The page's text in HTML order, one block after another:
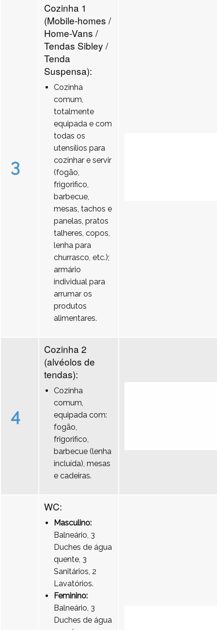
3
Cozinha 1
(Mobile-homes /
Home-Vans /
Tendas Sibley /
Tenda
Suspensa):
Cozinha
comum,
totalmente
equipada e com
todas os
utensílios para
cozinhar e servir
(fogão,
frigorifico,
barbecue,
mesas, tachos e
panelas, pratos
talheres, copos,
lenha para
churrasco, etc.);
armário
individual para
arrumar os
produtos
alimentares.
4
Cozinha 2
(alvéolos de
tendas):
Cozinha
comum,
equipada com:
fogão,
frigorifico,
barbecue (lenha
incluída), mesas
e cadeiras.
WC:
Masculino:
Balneário, 3
Duches de água
quente, 3
Sanitários, 2
Lavatórios.
Feminino:
Balneário, 3
Duches de água